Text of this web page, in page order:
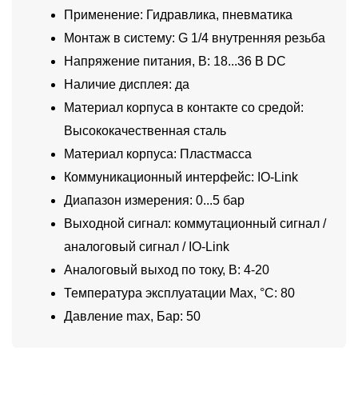
Применение: Гидравлика, пневматика
Монтаж в систему: G 1/4 внутренняя резьба
Напряжение питания, В: 18...36 В DC
Наличие дисплея: да
Материал корпуса в контакте со средой:
Высококачественная сталь
Материал корпуса: Пластмасса
Коммуникационный интерфейс: IO-Link
Диапазон измерения: 0...5 бар
Выходной сигнал: коммутационный сигнал /
аналоговый сигнал / IO-Link
Аналоговый выход по току, В: 4-20
Температура эксплуатации Max, °C: 80
Давление max, Бар: 50